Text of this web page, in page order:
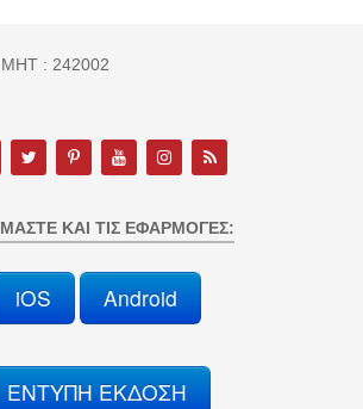
: 242002
ΚΑΙ ΤΙΣ ΕΦΑΡΜΟΓΈΣ:
iOS Android
ΕΝΤΥΠΗ ΕΚΔΟΣΗ